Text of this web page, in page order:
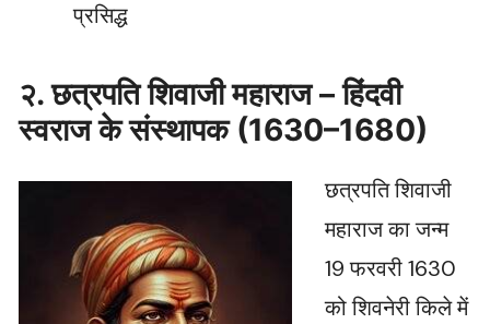
प्रसिद्ध
२. छत्रपति शिवाजी महाराज – हिंदवी
स्वराज के संस्थापक (1630–1680)
छत्रपति शिवाजी
महाराज का जन्म
19 फरवरी 1630
को शिवनेरी किले में